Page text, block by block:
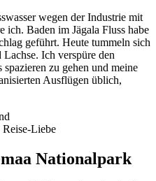
wegen der Industrie mit
ich. Baden im Jägala Fluss habe
geführt. Heute tummeln sich
Ich verspüre den
zu gehen und meine
Ausflügen üblich,
Reise-Liebe
Nationalpark